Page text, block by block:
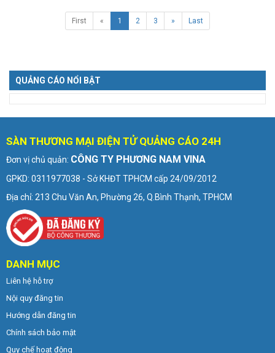
First « 1 2 3 » Last
QUẢNG CÁO NỔI BẬT
SÀN THƯƠNG MẠI ĐIỆN TỬ QUẢNG CÁO 24H
Đơn vị chủ quản: CÔNG TY PHƯƠNG NAM VINA
GPKD: 0311977038 - Sở KHĐT TPHCM cấp 24/09/2012
Địa chỉ: 213 Chu Văn An, Phường 26, Q.Bình Thạnh, TPHCM
DANH MỤC
Liên hệ hỗ trợ
Nội quy đăng tin
Hướng dẫn đăng tin
Chính sách bảo mật
Quy chế hoạt động